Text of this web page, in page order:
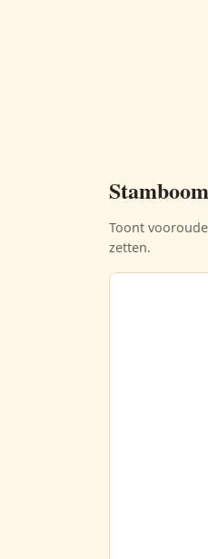
Stamboom
Toont
zetten.